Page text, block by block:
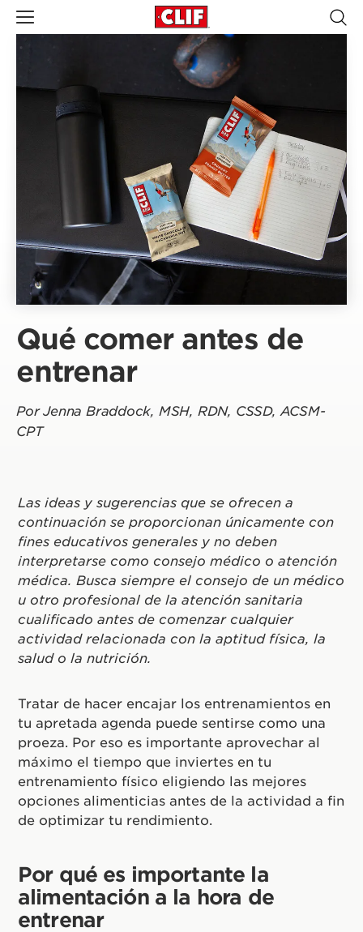
Qué comer antes de
entrenar
Por Jenna Braddock, MSH, RDN, CSSD, ACSM-
CPT
Las ideas y sugerencias que se ofrecen a
continuación se proporcionan únicamente con
fines educativos generales y no deben
interpretarse como consejo médico o atención
médica. Busca siempre el consejo de un médico
u otro profesional de la atención sanitaria
cualificado antes de comenzar cualquier
actividad relacionada con la aptitud física, la
salud o la nutrición.
Tratar de hacer encajar los entrenamientos en
tu apretada agenda puede sentirse como una
proeza. Por eso es importante aprovechar al
máximo el tiempo que inviertes en tu
entrenamiento físico eligiendo las mejores
opciones alimenticias antes de la actividad a fin
de optimizar tu rendimiento.
Por qué es importante la
alimentación a la hora de
entrenar